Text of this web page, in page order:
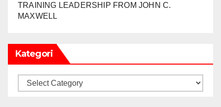
TRAINING LEADERSHIP FROM JOHN C.
MAXWELL
Kategori
Kategori